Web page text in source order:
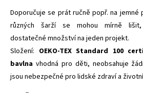
Doporučuje se prát ručně popř. na jemné
různých šarží se mohou mírně lišit,
dostatečné množství na jeden projekt.
Složení: OEKO-TEX Standard 100
bavlna vhodná pro děti, neobsahuje
jsou nebezpečné pro lidské zdraví a